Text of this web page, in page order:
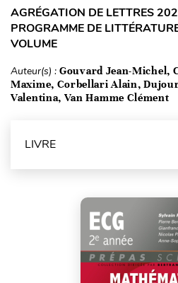
AGRÉGATION DE LETTRES
PROGRAMME DE
VOLUME
Auteur(s) : Gouvard Jean-Michel,
Maxime, Corbellari Alain,
Valentina, Van Hamme Clément
LIVRE